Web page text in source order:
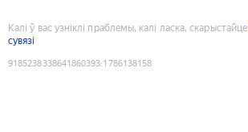
Калі ў вас узніклі праблемы, калі ласка, скарыстайце
сувязі
9185238338641860393:1786138158